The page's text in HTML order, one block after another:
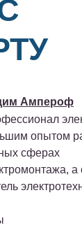
Ампероф
опытом
сферах
а